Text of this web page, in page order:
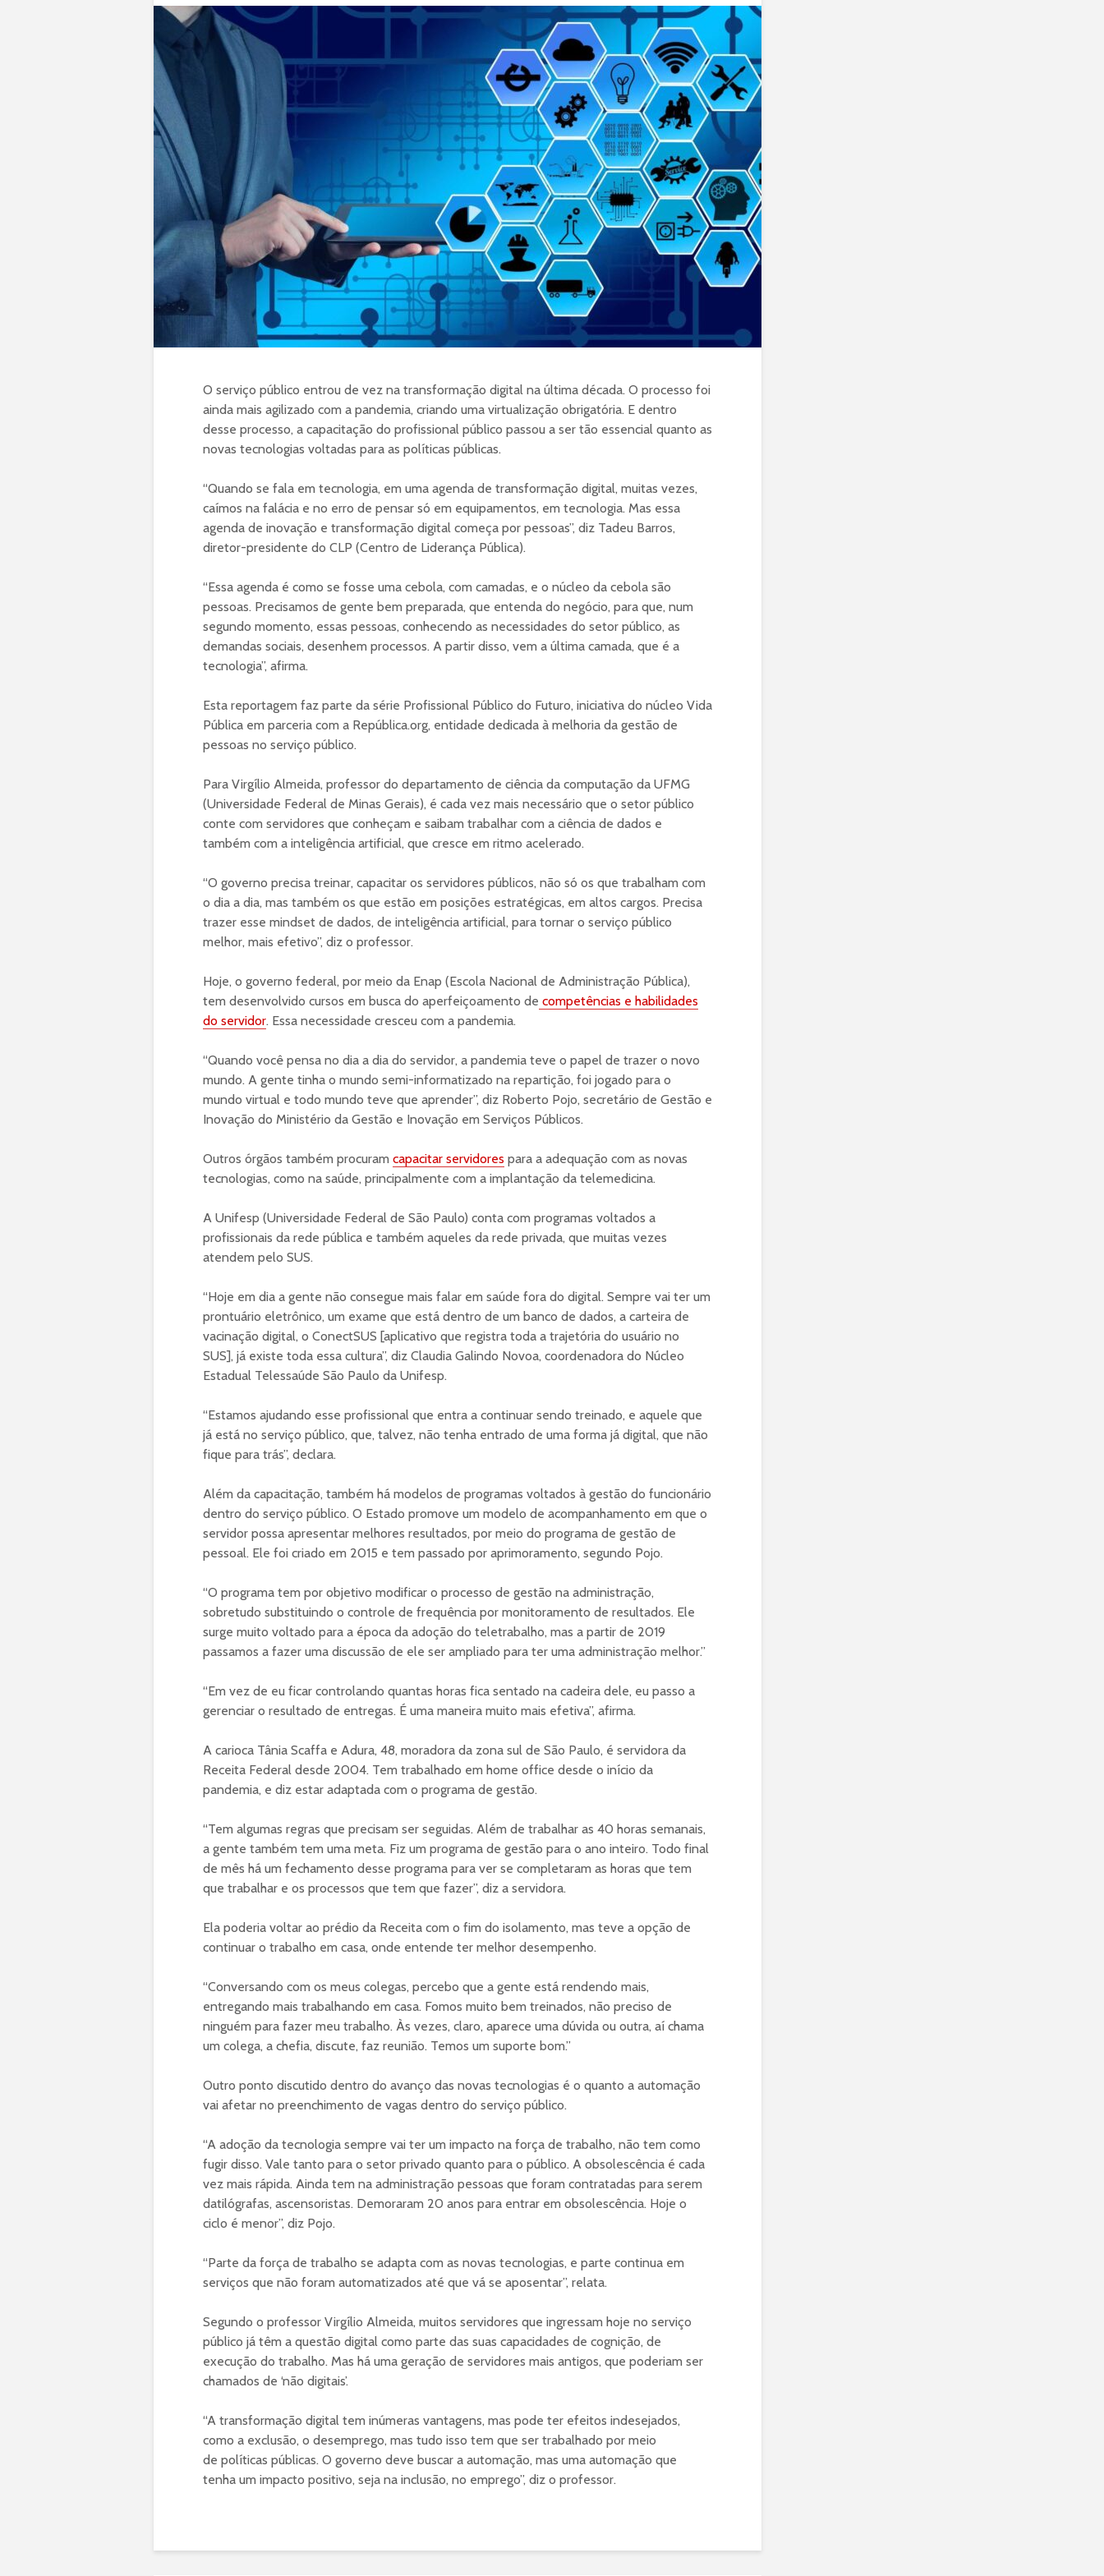
O serviço público entrou de vez na transformação digital na última década. O processo foi
ainda mais agilizado com a pandemia, criando uma virtualização obrigatória. E dentro
desse processo, a capacitação do profissional público passou a ser tão essencial quanto as
novas tecnologias voltadas para as políticas públicas.
“Quando se fala em tecnologia, em uma agenda de transformação digital, muitas vezes,
caímos na falácia e no erro de pensar só em equipamentos, em tecnologia. Mas essa
agenda de inovação e transformação digital começa por pessoas”, diz Tadeu Barros,
diretor-presidente do CLP (Centro de Liderança Pública).
“Essa agenda é como se fosse uma cebola, com camadas, e o núcleo da cebola são
pessoas. Precisamos de gente bem preparada, que entenda do negócio, para que, num
segundo momento, essas pessoas, conhecendo as necessidades do setor público, as
demandas sociais, desenhem processos. A partir disso, vem a última camada, que é a
tecnologia”, afirma.
Esta reportagem faz parte da série Profissional Público do Futuro, iniciativa do núcleo Vida
Pública em parceria com a República.org, entidade dedicada à melhoria da gestão de
pessoas no serviço público.
Para Virgílio Almeida, professor do departamento de ciência da computação da UFMG
(Universidade Federal de Minas Gerais), é cada vez mais necessário que o setor público
conte com servidores que conheçam e saibam trabalhar com a ciência de dados e
também com a inteligência artificial, que cresce em ritmo acelerado.
“O governo precisa treinar, capacitar os servidores públicos, não só os que trabalham com
o dia a dia, mas também os que estão em posições estratégicas, em altos cargos. Precisa
trazer esse mindset de dados, de inteligência artificial, para tornar o serviço público
melhor, mais efetivo”, diz o professor.
Hoje, o governo federal, por meio da Enap (Escola Nacional de Administração Pública),
tem desenvolvido cursos em busca do aperfeiçoamento de competências e habilidades
do servidor. Essa necessidade cresceu com a pandemia.
“Quando você pensa no dia a dia do servidor, a pandemia teve o papel de trazer o novo
mundo. A gente tinha o mundo semi-informatizado na repartição, foi jogado para o
mundo virtual e todo mundo teve que aprender”, diz Roberto Pojo, secretário de Gestão e
Inovação do Ministério da Gestão e Inovação em Serviços Públicos.
Outros órgãos também procuram capacitar servidores para a adequação com as novas
tecnologias, como na saúde, principalmente com a implantação da telemedicina.
A Unifesp (Universidade Federal de São Paulo) conta com programas voltados a
profissionais da rede pública e também aqueles da rede privada, que muitas vezes
atendem pelo SUS.
“Hoje em dia a gente não consegue mais falar em saúde fora do digital. Sempre vai ter um
prontuário eletrônico, um exame que está dentro de um banco de dados, a carteira de
vacinação digital, o ConectSUS [aplicativo que registra toda a trajetória do usuário no
SUS], já existe toda essa cultura”, diz Claudia Galindo Novoa, coordenadora do Núcleo
Estadual Telessaúde São Paulo da Unifesp.
“Estamos ajudando esse profissional que entra a continuar sendo treinado, e aquele que
já está no serviço público, que, talvez, não tenha entrado de uma forma já digital, que não
fique para trás”, declara.
Além da capacitação, também há modelos de programas voltados à gestão do funcionário
dentro do serviço público. O Estado promove um modelo de acompanhamento em que o
servidor possa apresentar melhores resultados, por meio do programa de gestão de
pessoal. Ele foi criado em 2015 e tem passado por aprimoramento, segundo Pojo.
“O programa tem por objetivo modificar o processo de gestão na administração,
sobretudo substituindo o controle de frequência por monitoramento de resultados. Ele
surge muito voltado para a época da adoção do teletrabalho, mas a partir de 2019
passamos a fazer uma discussão de ele ser ampliado para ter uma administração melhor.”
“Em vez de eu ficar controlando quantas horas fica sentado na cadeira dele, eu passo a
gerenciar o resultado de entregas. É uma maneira muito mais efetiva”, afirma.
A carioca Tânia Scaffa e Adura, 48, moradora da zona sul de São Paulo, é servidora da
Receita Federal desde 2004. Tem trabalhado em home office desde o início da
pandemia, e diz estar adaptada com o programa de gestão.
“Tem algumas regras que precisam ser seguidas. Além de trabalhar as 40 horas semanais,
a gente também tem uma meta. Fiz um programa de gestão para o ano inteiro. Todo final
de mês há um fechamento desse programa para ver se completaram as horas que tem
que trabalhar e os processos que tem que fazer”, diz a servidora.
Ela poderia voltar ao prédio da Receita com o fim do isolamento, mas teve a opção de
continuar o trabalho em casa, onde entende ter melhor desempenho.
“Conversando com os meus colegas, percebo que a gente está rendendo mais,
entregando mais trabalhando em casa. Fomos muito bem treinados, não preciso de
ninguém para fazer meu trabalho. Às vezes, claro, aparece uma dúvida ou outra, aí chama
um colega, a chefia, discute, faz reunião. Temos um suporte bom.”
Outro ponto discutido dentro do avanço das novas tecnologias é o quanto a automação
vai afetar no preenchimento de vagas dentro do serviço público.
“A adoção da tecnologia sempre vai ter um impacto na força de trabalho, não tem como
fugir disso. Vale tanto para o setor privado quanto para o público. A obsolescência é cada
vez mais rápida. Ainda tem na administração pessoas que foram contratadas para serem
datilógrafas, ascensoristas. Demoraram 20 anos para entrar em obsolescência. Hoje o
ciclo é menor”, diz Pojo.
“Parte da força de trabalho se adapta com as novas tecnologias, e parte continua em
serviços que não foram automatizados até que vá se aposentar”, relata.
Segundo o professor Virgílio Almeida, muitos servidores que ingressam hoje no serviço
público já têm a questão digital como parte das suas capacidades de cognição, de
execução do trabalho. Mas há uma geração de servidores mais antigos, que poderiam ser
chamados de ‘não digitais’.
“A transformação digital tem inúmeras vantagens, mas pode ter efeitos indesejados,
como a exclusão, o desemprego, mas tudo isso tem que ser trabalhado por meio
de políticas públicas. O governo deve buscar a automação, mas uma automação que
tenha um impacto positivo, seja na inclusão, no emprego”, diz o professor.